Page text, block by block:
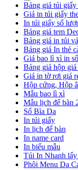
Bảng giá túi giấy
Giá in túi giấy
In túi giấy số
Bảng giá tem
Bảng giá in túi
Bảng giá In thẻ
Giá bao lì xì in
Bảng giá hộp giá
Giá in tờ rơi giá
Hộp cứng, Hộp
Mẫu bao lì xì
Mẫu lịch để bàn
Sổ Bìa Da
In túi giấy
In lịch để bàn
In name card
In biểu mẫu
Túi In Nhanh lấy
Phôi Menu Da